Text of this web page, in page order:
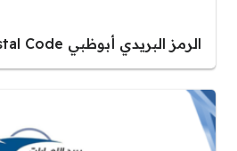
الرمز البريدي أبوظبي Abu Dhabi Postal Code